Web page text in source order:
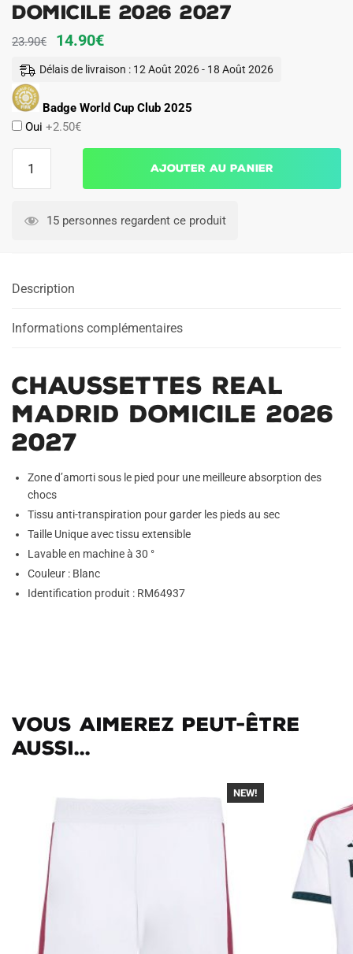
Domicile 2026 2027
23.90€
Le
prix
était :
23.90€.
14.90€Le
prix
est :
Délais de livraison : 12 Août 2026 - 18 Août 2026
Badge World Cup Club 2025
Oui +2.50€
2027
Ajouter au panier
15 personnes regardent ce produit
Description
Informations complémentaires
Chaussettes Real
Madrid Domicile 2026
2027
Zone d’amorti sous le pied pour une meilleure absorption des
chocs
Tissu anti-transpiration pour garder les pieds au sec
Taille Unique avec tissu extensible
Lavable en machine à 30 °
Couleur : Blanc
Identification produit : RM64937
Vous aimerez peut-être
aussi...
NEW!